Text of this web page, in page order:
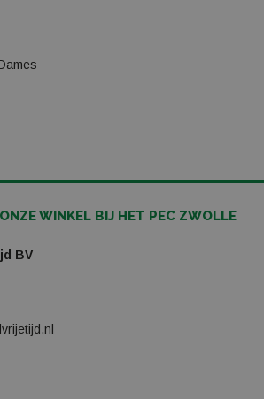
WINKEL BIJ HET PEC ZWOLLE
BV